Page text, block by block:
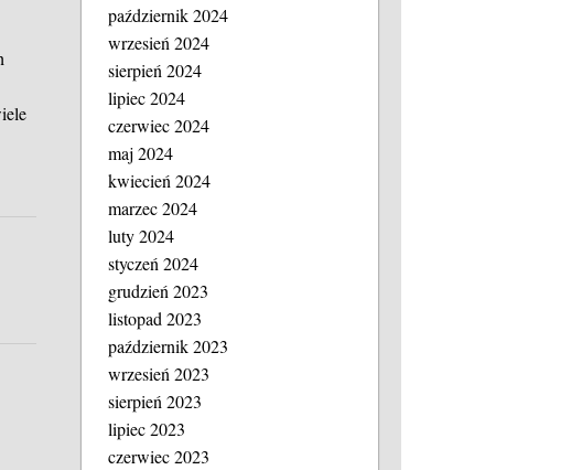
październik 2024
wrzesień 2024
sierpień 2024
lipiec 2024
czerwiec 2024
maj 2024
kwiecień 2024
marzec 2024
luty 2024
styczeń 2024
grudzień 2023
listopad 2023
październik 2023
wrzesień 2023
sierpień 2023
lipiec 2023
czerwiec 2023